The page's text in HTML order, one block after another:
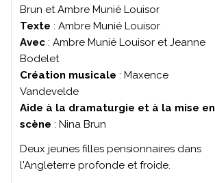
Brun et Ambre Munié Louisor
Texte : Ambre Munié Louisor
Avec : Ambre Munié Louisor et Jeanne
Bodelet
Création musicale : Maxence
Vandevelde
Aide à la dramaturgie et à la mise en
scène : Nina Brun
Deux jeunes filles pensionnaires dans
l'Angleterre profonde et froide.